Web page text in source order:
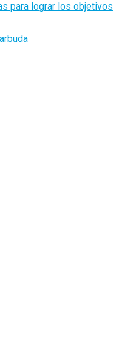
para lograr los objetivos